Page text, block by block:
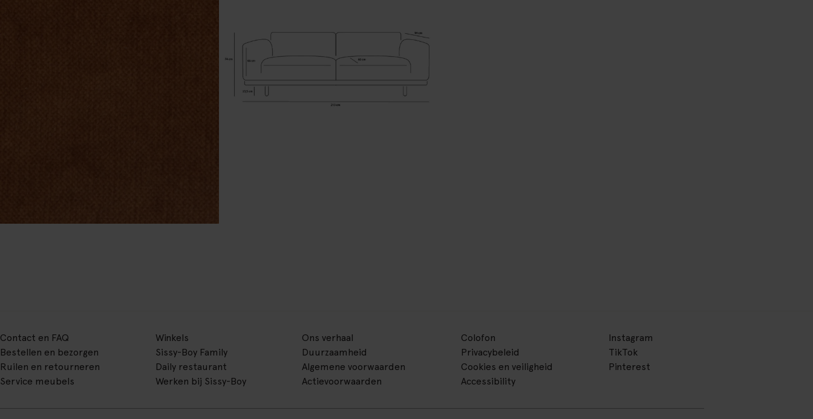
Contact en FAQ
Bestellen en bezorgen
Ruilen en retourneren
Service meubels
Winkels
Sissy-Boy Family
Daily restaurant
Werken bij Sissy-Boy
Ons verhaal
Duurzaamheid
Algemene voorwaarden
Actievoorwaarden
Colofon
Privacybeleid
Cookies en veiligheid
Accessibility
Instagram
TikTok
Pinterest